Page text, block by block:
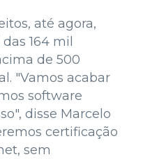
até agora,
164 mil
de 500
"Vamos acabar
software
disse Marcelo
certificação
sem